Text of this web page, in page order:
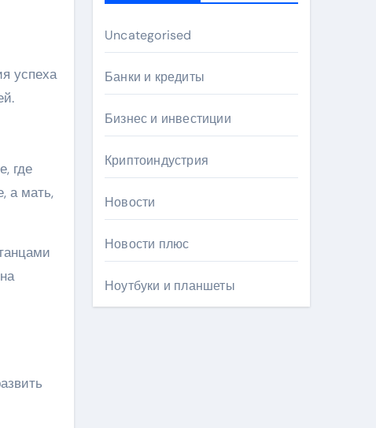
успеха
где
а мать,
Uncategorised
Банки и кредиты
Бизнес и инвестиции
Криптоиндустрия
Новости
Новости плюс
Ноутбуки и планшеты